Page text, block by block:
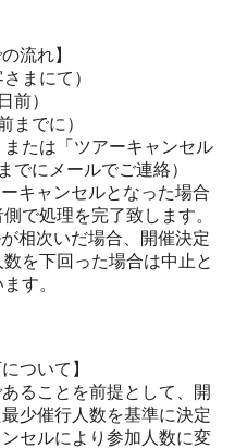
流れ】
まにて）
前）
までに）
または「ツアーキャンセル
でにメールでご連絡）
キャンセルとなった場合
で処理を完了致します。
相次いだ場合、開催決定
を下回った場合は中止と
す。
ついて】
ることを前提として、開
少催行人数を基準に決定
セルにより参加人数に変